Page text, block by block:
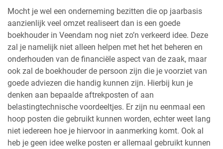
Mocht je wel een onderneming bezitten die op jaarbasis
aanzienlijk veel omzet realiseert dan is een goede
boekhouder in Veendam nog niet zo’n verkeerd idee. Deze
zal je namelijk niet alleen helpen met het het beheren en
onderhouden van de financiële aspect van de zaak, maar
ook zal de boekhouder de persoon zijn die je voorziet van
goede adviezen die handig kunnen zijn. Hierbij kun je
denken aan bepaalde aftrekposten of aan
belastingtechnische voordeeltjes. Er zijn nu eenmaal een
hoop posten die gebruikt kunnen worden, echter weet lang
niet iedereen hoe je hiervoor in aanmerking komt. Ook al
heb je geen idee welke posten er allemaal gebruikt kunnen